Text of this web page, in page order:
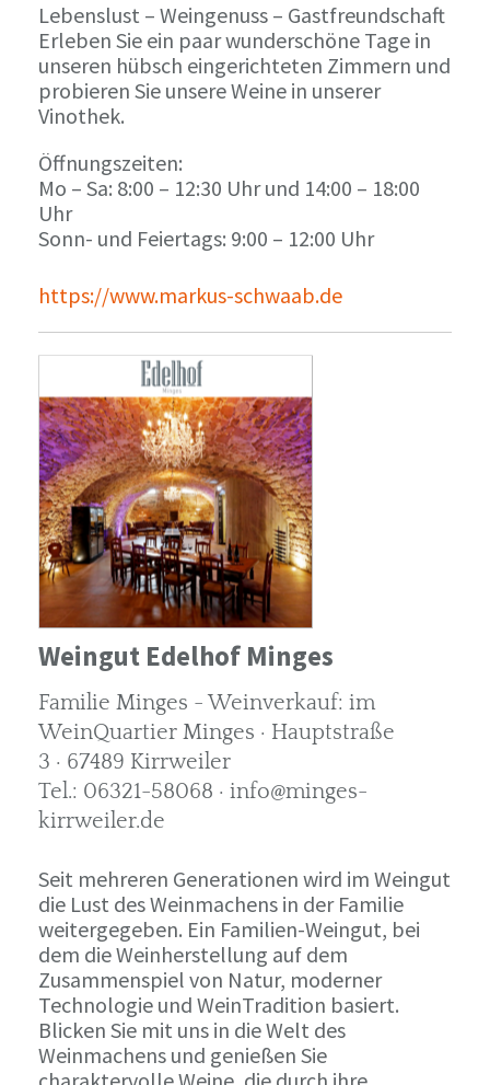
Lebenslust – Weingenuss – Gastfreundschaft
Erleben Sie ein paar wunderschöne Tage in
unseren hübsch eingerichteten Zimmern und
probieren Sie unsere Weine in unserer
Vinothek.
Öffnungszeiten:
Mo – Sa: 8:00 – 12:30 Uhr und 14:00 – 18:00
Uhr
Sonn- und Feiertags: 9:00 – 12:00 Uhr
https://www.markus-schwaab.de
Weingut Edelhof Minges
Familie Minges - Weinverkauf: im
WeinQuartier Minges · Hauptstraße
3 · 67489 Kirrweiler
Tel.: 06321-58068 · info@minges-
kirrweiler.de
Seit mehreren Generationen wird im Weingut
die Lust des Weinmachens in der Familie
weitergegeben. Ein Familien-Weingut, bei
dem die Weinherstellung auf dem
Zusammenspiel von Natur, moderner
Technologie und WeinTradition basiert.
Blicken Sie mit uns in die Welt des
Weinmachens und genießen Sie